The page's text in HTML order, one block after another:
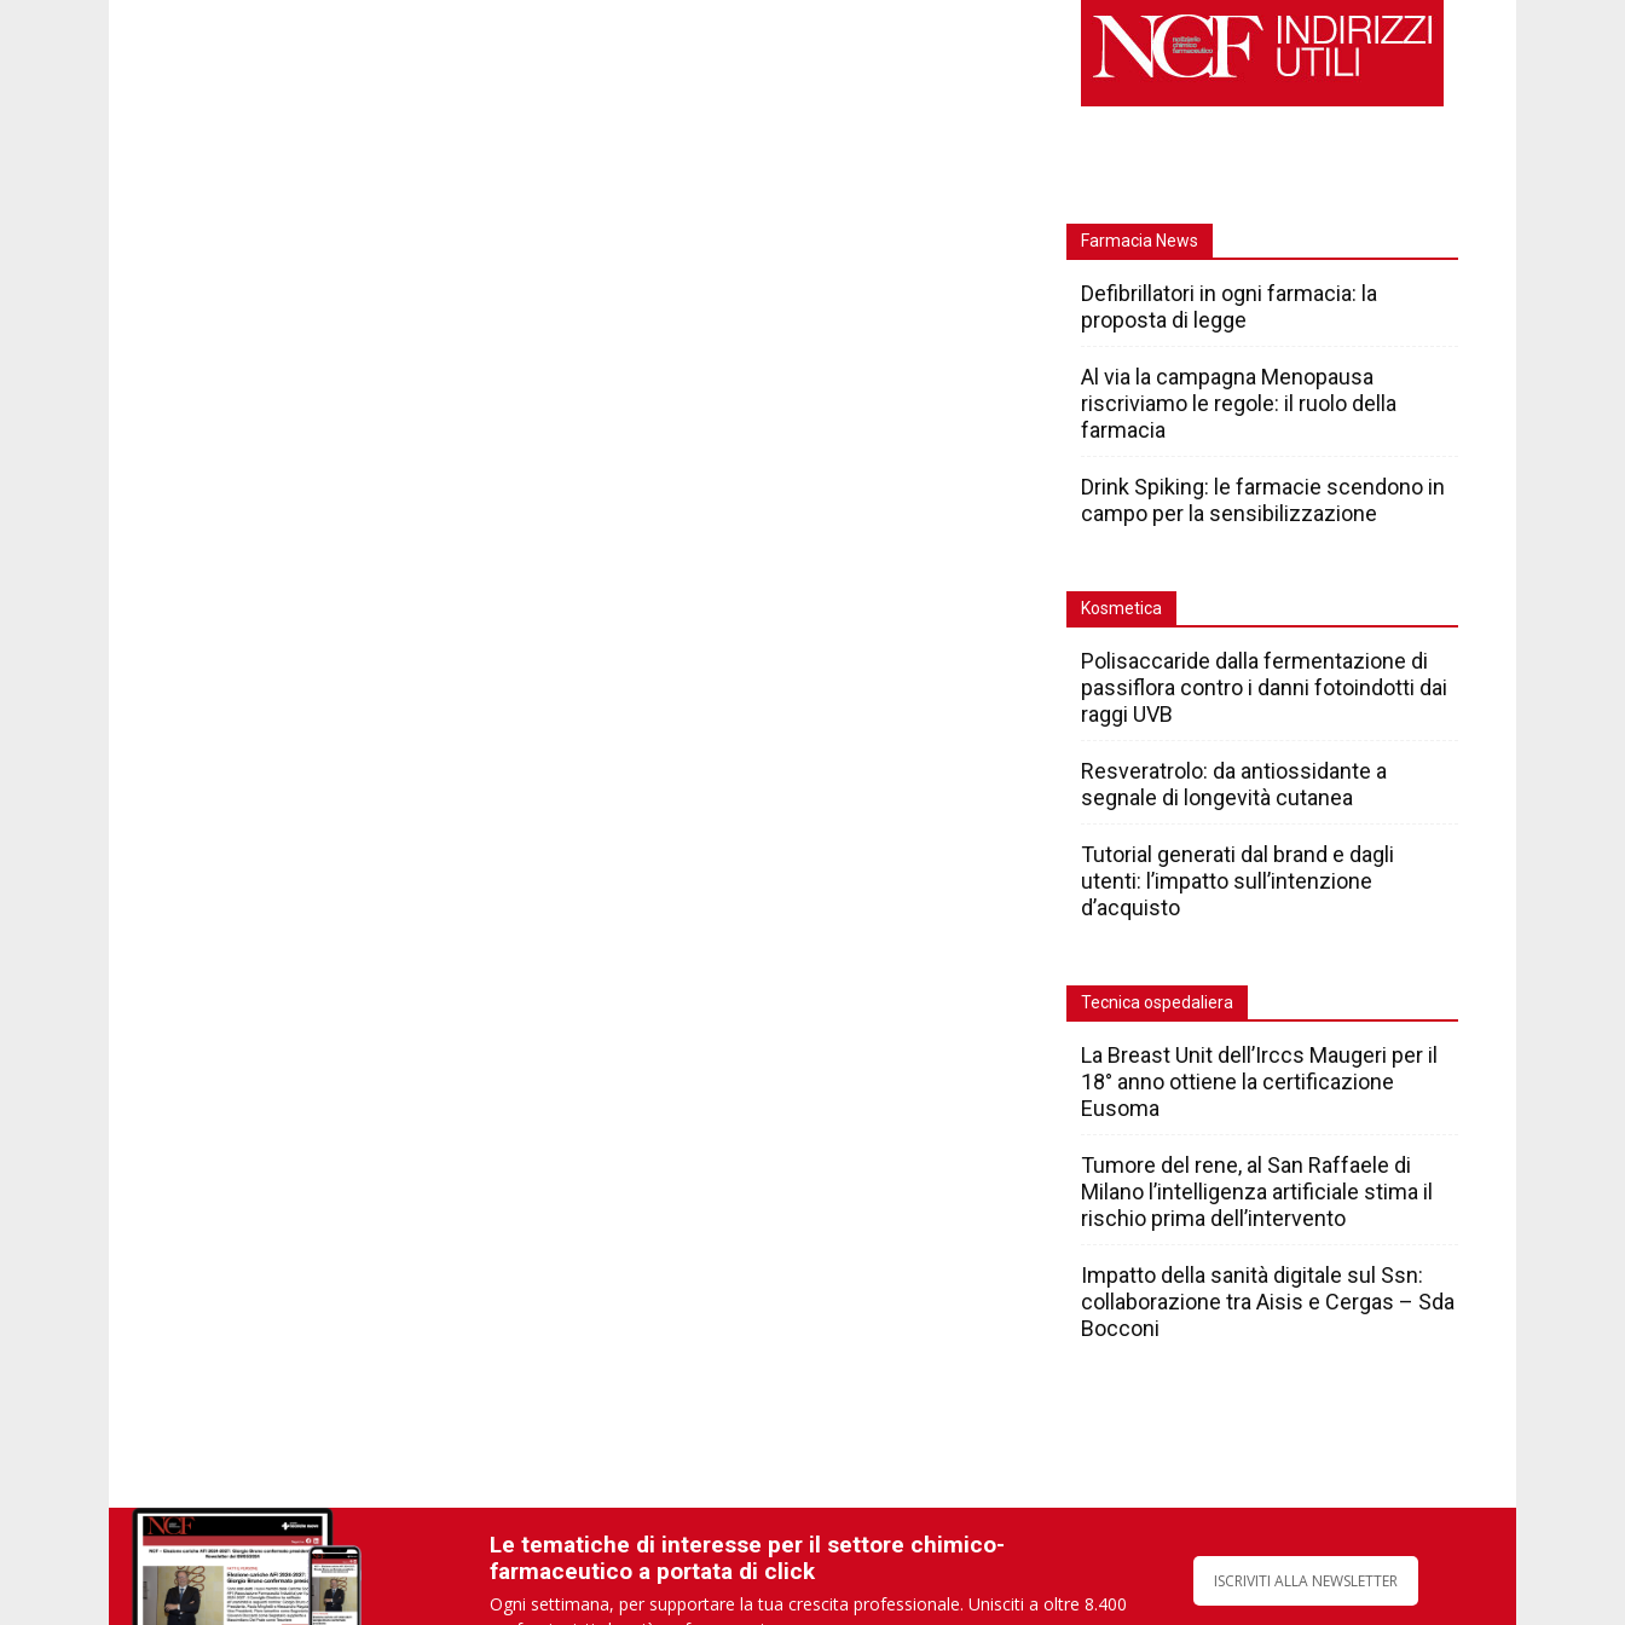
Farmacia News
Defibrillatori in ogni farmacia: la
proposta di legge
Al via la campagna Menopausa
riscriviamo le regole: il ruolo della
farmacia
Drink Spiking: le farmacie scendono in
campo per la sensibilizzazione
Kosmetica
Polisaccaride dalla fermentazione di
passiflora contro i danni fotoindotti dai
raggi UVB
Resveratrolo: da antiossidante a
segnale di longevità cutanea
Tutorial generati dal brand e dagli
utenti: l’impatto sull’intenzione
d’acquisto
Tecnica ospedaliera
La Breast Unit dell’Irccs Maugeri per il
18° anno ottiene la certificazione
Eusoma
Tumore del rene, al San Raffaele di
Milano l’intelligenza artificiale stima il
rischio prima dell’intervento
Impatto della sanità digitale sul Ssn:
collaborazione tra Aisis e Cergas – Sda
Bocconi
Le tematiche di interesse per il settore chimico-
farmaceutico a portata di click
Ogni settimana, per supportare la tua crescita professionale. Unisciti a oltre 8.400
ISCRIVITI ALLA NEWSLETTER